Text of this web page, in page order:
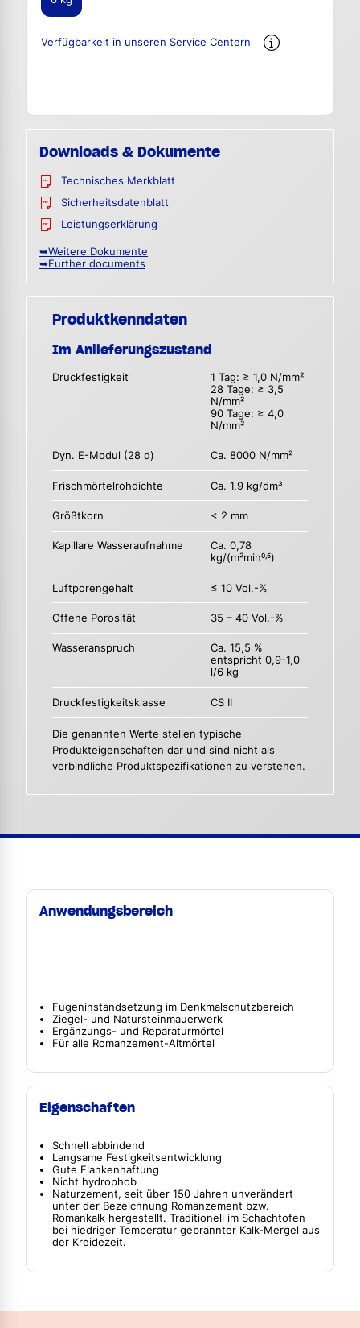
Verfügbarkeit in unseren Service Centern
Downloads & Dokumente
Technisches Merkblatt
Sicherheitsdatenblatt
Leistungserklärung
➥Weitere Dokumente
➥Further documents
Produktkenndaten
Im Anlieferungszustand
Druckfestigkeit
1 Tag: ≥ 1,0 N/mm²
28 Tage: ≥ 3,5
N/mm²
90 Tage: ≥ 4,0
N/mm²
Dyn. E-Modul (28 d) Ca. 8000 N/mm²
Frischmörtelrohdichte Ca. 1,9 kg/dm³
Größtkorn < 2 mm
Kapillare Wasseraufnahme
Ca. 0,78
kg/(m²min0,5)
Luftporengehalt ≤ 10 Vol.-%
Offene Porosität 35 – 40 Vol.-%
Wasseranspruch
Ca. 15,5 %
entspricht 0,9-1,0
l/6 kg
Druckfestigkeitsklasse CS II
Die genannten Werte stellen typische
Produkteigenschaften dar und sind nicht als
verbindliche Produktspezifikationen zu verstehen.
Anwendungsbereich
Fugeninstandsetzung im Denkmalschutzbereich
Ziegel- und Natursteinmauerwerk
Ergänzungs- und Reparaturmörtel
Für alle Romanzement-Altmörtel
Eigenschaften
Schnell abbindend
Langsame Festigkeitsentwicklung
Gute Flankenhaftung
Nicht hydrophob
Naturzement, seit über 150 Jahren unverändert
unter der Bezeichnung Romanzement bzw.
Romankalk hergestellt. Traditionell im Schachtofen
bei niedriger Temperatur gebrannter Kalk-Mergel aus
der Kreidezeit.